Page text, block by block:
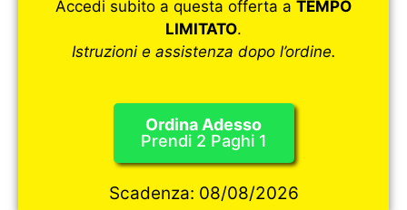
Accedi subito a questa offerta a TEMPO
LIMITATO.
Istruzioni e assistenza dopo l’ordine.
Ordina Adesso
Prendi 2 Paghi 1
Scadenza: 08/08/2026